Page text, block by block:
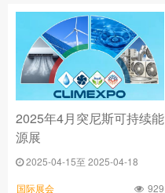
2025年4月突尼斯可持续能
源展
2025-04-15至 2025-04-18
国际展会 929